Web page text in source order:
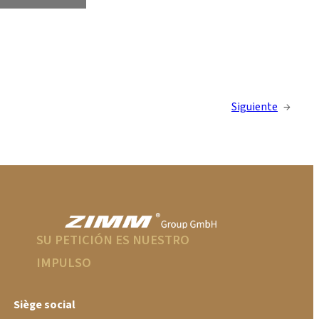
Siguiente →
SU PETICIÓN ES NUESTRO
IMPULSO
Siège social